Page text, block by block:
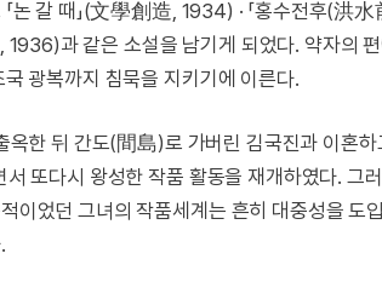
논 갈 때」(文學創造, 1934) · 「홍수전후(洪
1936)과 같은 소설을 남기게 되었다. 약자의
광복까지 침묵을 지키기에 이른다.
옥한 뒤 간도(間島)로 가버린 김국진과 이혼
서 또다시 왕성한 작품 활동을 재개하였다.
이었던 그녀의 작품세계는 흔히 대중성을